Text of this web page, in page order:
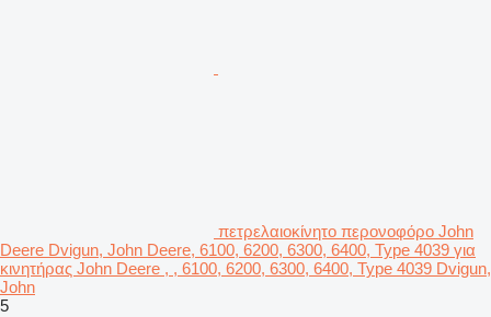
πετρελαιοκίνητο περονοφόρο John
Deere Dvigun, John Deere, 6100, 6200, 6300, 6400, Type 4039 για
κινητήρας John Deere , , 6100, 6200, 6300, 6400, Type 4039 Dvigun,
John
5